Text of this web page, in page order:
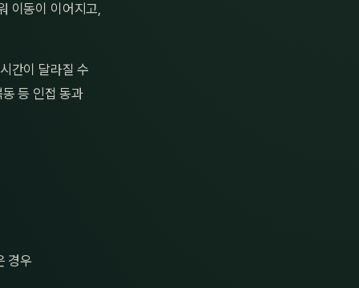
이동이 이어지고,
간이 달라질 수
동 등 인접 동과
경우